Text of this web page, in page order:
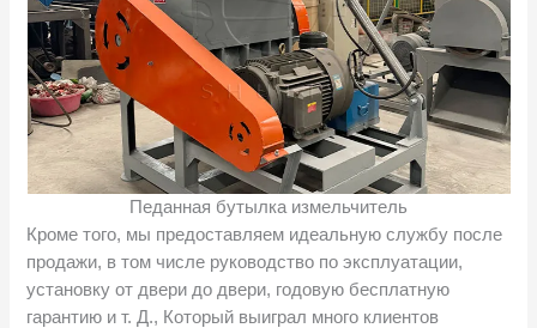
Педанная бутылка измельчитель
Кроме того, мы предоставляем идеальную службу после
продажи, в том числе руководство по эксплуатации,
установку от двери до двери, годовую бесплатную
гарантию и т. Д., Который выиграл много клиентов